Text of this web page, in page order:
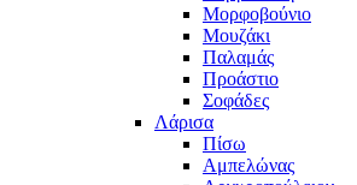
Μορφοβούνιο
Μουζάκι
Παλαμάς
Προάστιο
Σοφάδες
Λάρισα
Πίσω
Αμπελώνας